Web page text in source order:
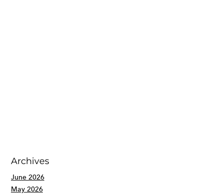
Archives
June 2026
May 2026